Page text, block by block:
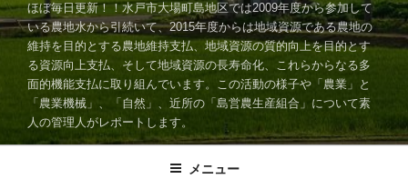
キ
ッ
ほぼ毎日更新！！水戸市大場町島地区では2009年度から参加して
いる農地水から引続いて、2015年度からは地域資源である農地の
維持を目的とする農地維持支払、地域資源の質的向上を目的とす
る資源向上支払、そして地域資源の長寿命化、これらからなる多
面的機能支払に取り組んでいます。この活動の様子や「農業」と
「農業機械」、「自然」、近所の「島営農生産組合」について素
人の管理人がレポートします。
メニュー